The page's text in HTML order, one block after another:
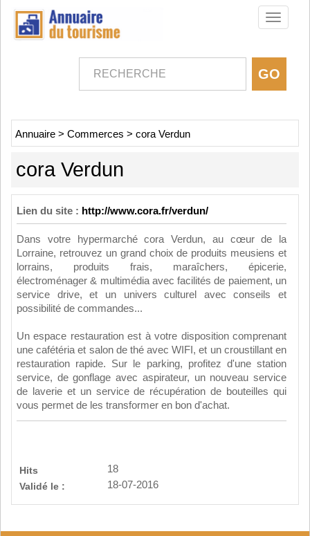
Toggle
Annuaire > Commerces > cora Verdun
cora Verdun
Lien du site : http://www.cora.fr/verdun/
Dans votre hypermarché cora Verdun, au cœur de la
Lorraine, retrouvez un grand choix de produits meusiens et
lorrains, produits frais, maraîchers, épicerie,
électroménager & multimédia avec facilités de paiement, un
service drive, et un univers culturel avec conseils et
possibilité de commandes...
Un espace restauration est à votre disposition comprenant
une cafétéria et salon de thé avec WIFI, et un croustillant en
restauration rapide. Sur le parking, profitez d'une station
service, de gonflage avec aspirateur, un nouveau service
de laverie et un service de récupération de bouteilles qui
vous permet de les transformer en bon d'achat.
Hits
18
Validé le :
18-07-2016